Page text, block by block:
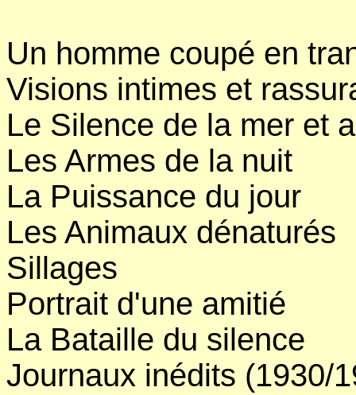
Un homme coupé en
Visions intimes et
Le Silence de la mer et
Les Armes de la nuit
La Puissance du jour
Les Animaux dénaturés
Sillages
Portrait d'une amitié
La Bataille du silence
Journaux inédits (1930/